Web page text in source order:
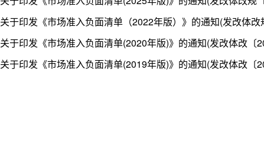
关于印发《市场准入负面清单(2020年版)》的通知(发改体改〔
关于印发《市场准入负面清单(2019年版)》的通知(发改体改〔